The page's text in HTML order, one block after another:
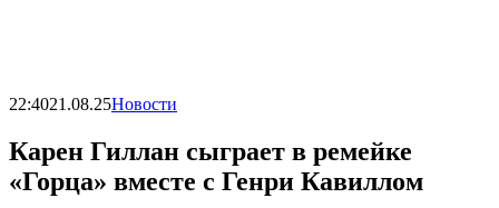
22:4021.08.25Новости
Карен Гиллан сыграет в ремейке
«Горца» вместе с Генри Кавиллом